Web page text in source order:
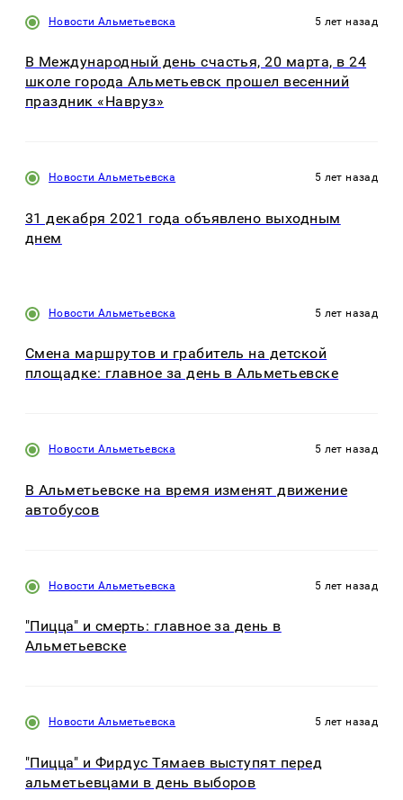
Новости Альметьевска 5 лет назад
В Международный день счастья, 20 марта, в 24
школе города Альметьевск прошел весенний
праздник «Навруз»
Новости Альметьевска 5 лет назад
31 декабря 2021 года объявлено выходным
днем
Новости Альметьевска 5 лет назад
Смена маршрутов и грабитель на детской
площадке: главное за день в Альметьевске
Новости Альметьевска 5 лет назад
В Альметьевске на время изменят движение
автобусов
Новости Альметьевска 5 лет назад
"Пицца" и смерть: главное за день в
Альметьевске
Новости Альметьевска 5 лет назад
"Пицца" и Фирдус Тямаев выступят перед
альметьевцами в день выборов